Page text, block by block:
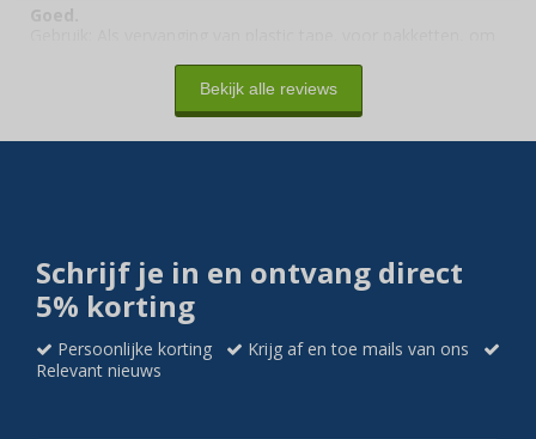
Goed.
Bekijk alle reviews
Schrijf je in en ontvang direct
5% korting
Persoonlijke korting
Krijg af en toe mails van ons
Relevant nieuws